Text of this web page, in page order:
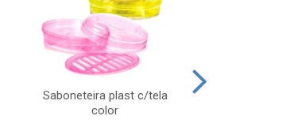
Saboneteira plast c/tela
color